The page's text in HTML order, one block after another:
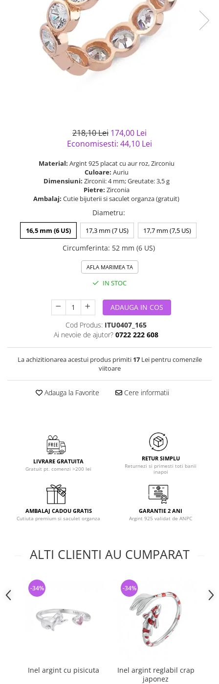
semipretioase
Bijuterii argint placat cu aur
Bijuterii argint cu diverse
Bijuterii argint cu murano
Bijuterii de Lux
Bijuterii gotice si rock
Bijuterii Handmade
Bijuterii fantezie
Casete si cutii de bijuterii
Solutii si lavete de curatare
218,10 Lei 174,00 Lei
Economisesti: 44,10 Lei
Material: Argint 925 placat cu aur roz, Zirconiu
Culoare: Auriu
Dimensiuni: Zirconii: 4 mm; Greutate: 3,5 g
Pietre: Zirconia
Ambalaj: Cutie bijuterii si saculet organza (gratuit)
Diametru:
16,5 mm (6 US) 17,3 mm (7 US) 17,7 mm (7,5 US)
Circumferinta: 52 mm (6 US)
AFLA MARIMEA TA
IN STOC
ADAUGA IN COS
Cod Produs: ITU0407_165
Ai nevoie de ajutor? 0722 222 608
La achizitionarea acestui produs primiti 17Lei pentru comenzile
viitoare
Adauga la Favorite Cere informatii
LIVRARE GRATUITA
Gratuit pt. comenzi >200 lei
RETUR SIMPLU
Returnezi si primesti toti banii
inapoi
AMBALAJ CADOU GRATIS
Cutiuta premium si saculet organza
GARANTIE 2 ANI
Argint 925 validat de ANPC
ALTI CLIENTI AU CUMPARAT
Inel argint cu pisicuta
-34%
Inel argint reglabil crap
japonez
-34%